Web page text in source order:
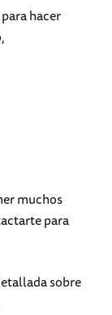
hacer
muchos
para
sobre